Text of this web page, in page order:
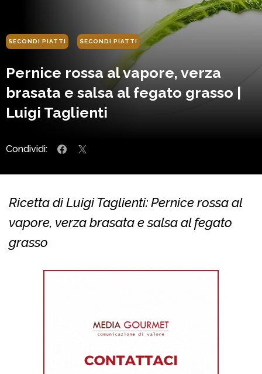
SECONDI PIATTI SECONDI PIATTI
Pernice rossa al vapore, verza
brasata e salsa al fegato grasso |
Luigi Taglienti
Condividi:
Ricetta di Luigi Taglienti: Pernice rossa al
vapore, verza brasata e salsa al fegato
grasso